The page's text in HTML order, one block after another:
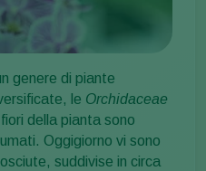
genere di piante
le Orchidaceae
fiori della pianta sono
Oggigiorno vi sono
suddivise in circa